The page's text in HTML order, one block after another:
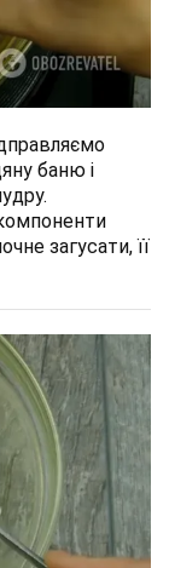
баню і
загусати, її